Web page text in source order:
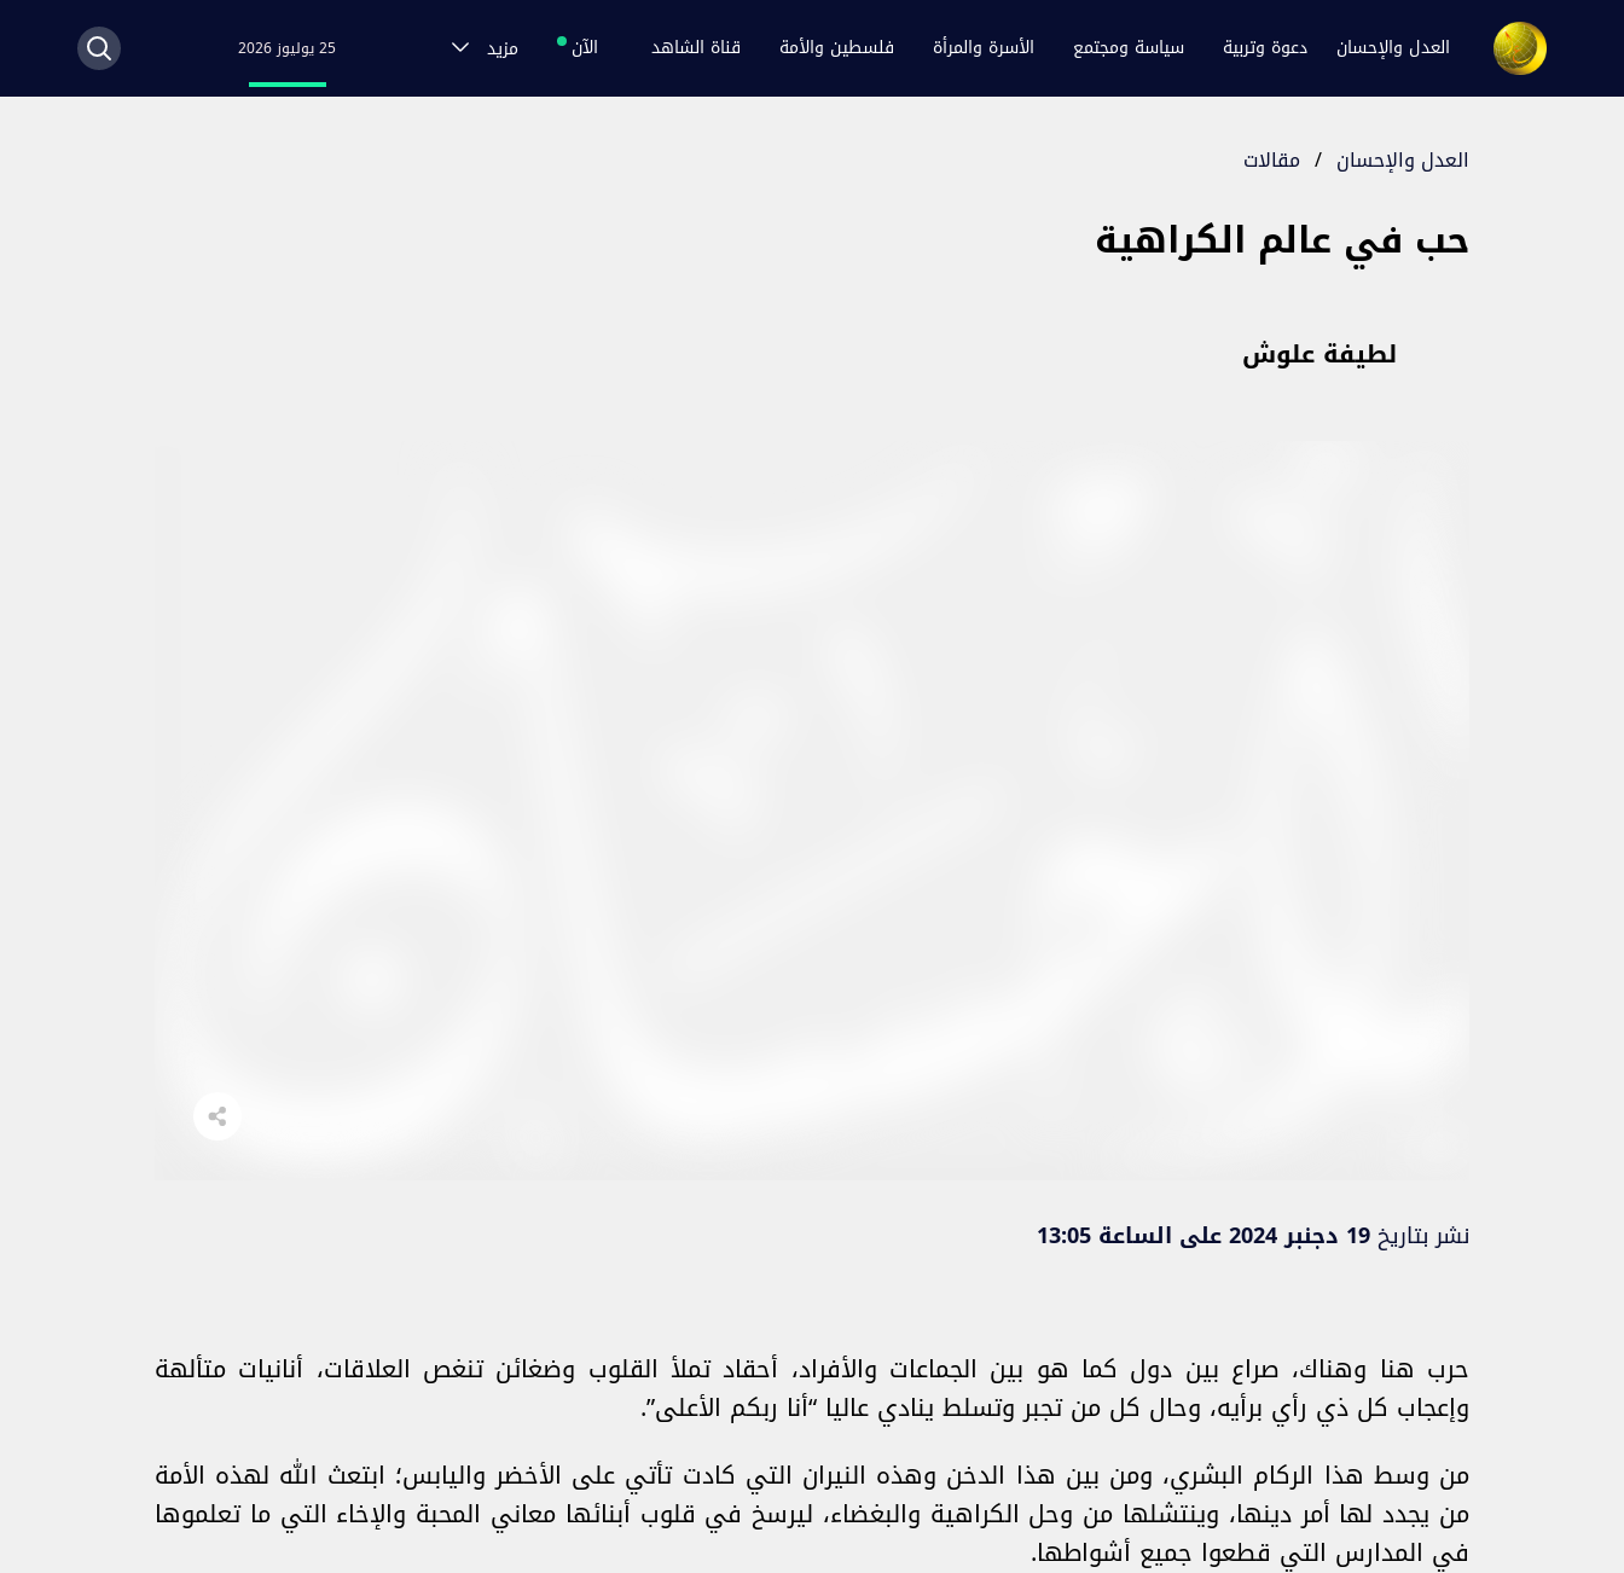
العدل والإحسان دعوة وتربية سياسة ومجتمع الأسرة والمرأة فلسطين والأمة قناة الشاهد الآن مزيد 25 يوليوز 2026
العدل والإحسان / مقالات
حب في عالم الكراهية
لطيفة علوش
نشر بتاريخ19 دجنبر 2024 على الساعة 13:05
حرب هنا وهناك، صراع بين دول كما هو بين الجماعات والأفراد، أحقاد تملأ القلوب وضغائن تنغص العلاقات، أنانيات متألهة
وإعجاب كل ذي رأي برأيه، وحال كل من تجبر وتسلط ينادي عاليا “أنا ربكم الأعلى”.
من وسط هذا الركام البشري، ومن بين هذا الدخن وهذه النيران التي كادت تأتي على الأخضر واليابس؛ ابتعث الله لهذه الأمة
من يجدد لها أمر دينها، وينتشلها من وحل الكراهية والبغضاء، ليرسخ في قلوب أبنائها معاني المحبة والإخاء التي ما تعلموها
في المدارس التي قطعوا جميع أشواطها.